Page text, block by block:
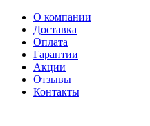
О компании
Доставка
Оплата
Гарантии
Акции
Отзывы
Контакты